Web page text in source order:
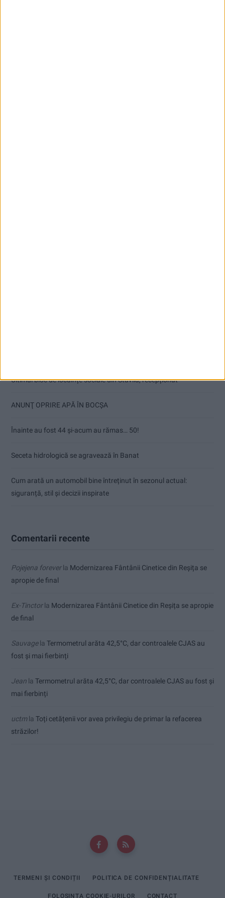
Ultimul bloc de locuințe sociale din Stavila, recepționat
ANUNŢ OPRIRE APĂ ÎN BOCȘA
Înainte au fost 44 și-acum au rămas… 50!
Seceta hidrologică se agravează în Banat
Cum arată un automobil bine întreținut în sezonul actual:
siguranță, stil și decizii inspirate
Comentarii recente
Pojejena foreverla Modernizarea Fântânii Cinetice din Reșița se
apropie de final
Ex-Tinctorla Modernizarea Fântânii Cinetice din Reșița se apropie
de final
Sauvagela Termometrul arăta 42,5°C, dar controalele CJAS au
fost și mai fierbinți
Jean la Termometrul arăta 42,5°C, dar controalele CJAS au fost și
mai fierbinți
uctmla Toți cetățenii vor avea privilegiu de primar la refacerea
străzilor!
TERMENI ȘI CONDIȚII POLITICA DE CONFIDENȚIALITATE
FOLOSINȚA COOKIE-URILOR CONTACT